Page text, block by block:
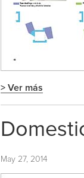
> Ver más
May 27, 2014